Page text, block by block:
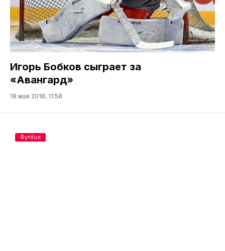
Игорь Бобков сыграет за
«Авангард»
18 мая 2018, 11:58
Футбол